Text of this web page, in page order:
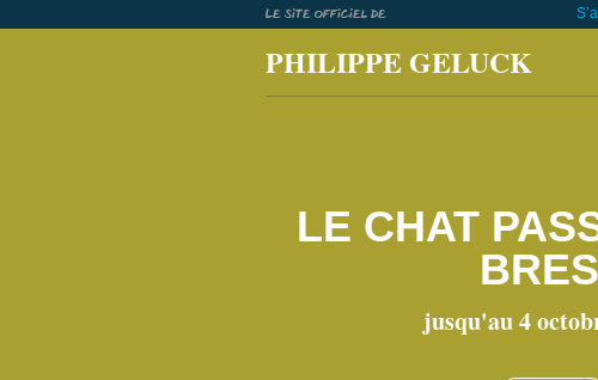
Le site officiel de
PHILIPPE GELUCK
LE CHAT
jusqu'au 4